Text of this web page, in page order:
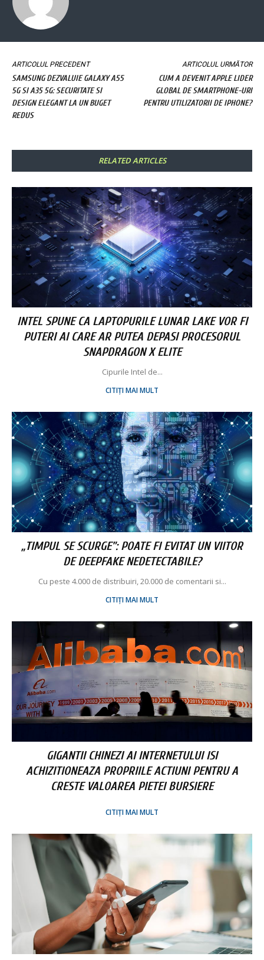
ARTICOLUL PRECEDENT
SAMSUNG DEZVALUIE GALAXY A55
5G SI A35 5G: SECURITATE SI
DESIGN ELEGANT LA UN BUGET
REDUS
ARTICOLUL URMĂTOR
CUM A DEVENIT APPLE LIDER
GLOBAL DE SMARTPHONE-URI
PENTRU UTILIZATORII DE IPHONE?
RELATED ARTICLES
INTEL SPUNE CA LAPTOPURILE LUNAR LAKE VOR FI
PUTERI AI CARE AR PUTEA DEPASI PROCESORUL
SNAPDRAGON X ELITE
Cipurile Intel de...
CITIȚI MAI MULT
„TIMPUL SE SCURGE”: POATE FI EVITAT UN VIITOR
DE DEEPFAKE NEDETECTABILE?
Cu peste 4.000 de distribuiri, 20.000 de comentarii si...
CITIȚI MAI MULT
GIGANTII CHINEZI AI INTERNETULUI ISI
ACHIZITIONEAZA PROPRIILE ACTIUNI PENTRU A
CRESTE VALOAREA PIETEI BURSIERE
CITIȚI MAI MULT